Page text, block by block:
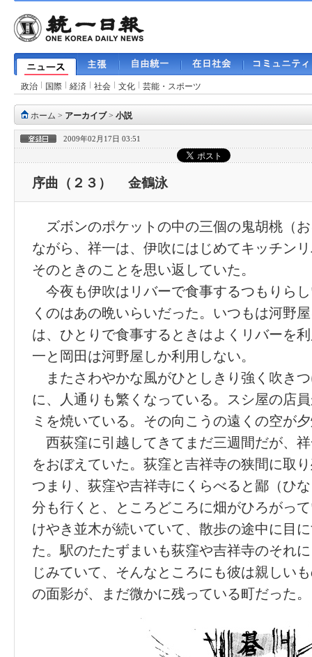
政治 国際 経済 社会 文化 芸能・スポーツ
ホーム > アーカイブ> 小説
2009年02月17日 03:51
序曲（２３） 金鶴泳
ズボンのポケットの中の三個の鬼胡桃（
ながら、祥一は、伊吹にはじめてキッチン
そのときのことを思い返していた。
今夜も伊吹はリバーで食事するつもりら
くのはあの晩いらいだった。いつもは河野
は、ひとりで食事するときはよくリバーを
一と岡田は河野屋しか利用しない。
またさわやかな風がひとしきり強く吹き
に、人通りも繁くなっている。スシ屋の店
ミを焼いている。その向こうの遠くの空が
西荻窪に引越してきてまだ三週間だが、
をおぼえていた。荻窪と吉祥寺の狭間に取
つまり、荻窪や吉祥寺にくらべると鄙（ひ
分も行くと、ところどころに畑がひろがっ
けやき並木が続いていて、散歩の途中に目
た。駅のたたずまいも荻窪や吉祥寺のそれ
じみていて、そんなところにも彼は親しい
の面影が、まだ微かに残っている町だった。